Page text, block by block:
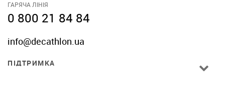
ГАРЯЧА ЛІНІЯ
0 800 21 84 84
info@decathlon.ua
ПІДТРИМКА